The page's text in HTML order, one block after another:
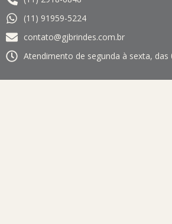
(11) 91959-5224
contato@gjbrindes.com.br
Atendimento de segunda à sexta, das